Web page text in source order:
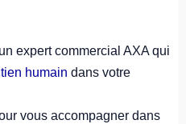
expert commercial AXA qui
humain dans votre
vous accompagner dans